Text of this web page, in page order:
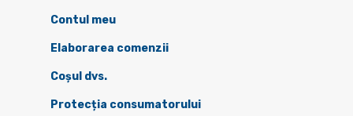
Contul meu
Elaborarea comenzii
Coșul dvs.
Protecția consumatorului